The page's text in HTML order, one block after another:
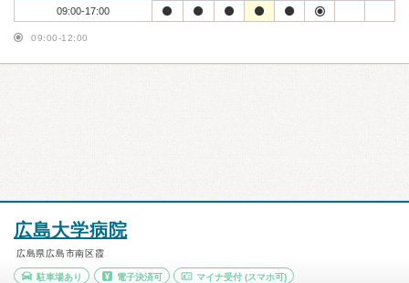
09:00-17:00
09:00-12:00
広島大学病院
広島県広島市南区霞
駐車場あり 電子決済可 マイナ受付 (スマホ可)